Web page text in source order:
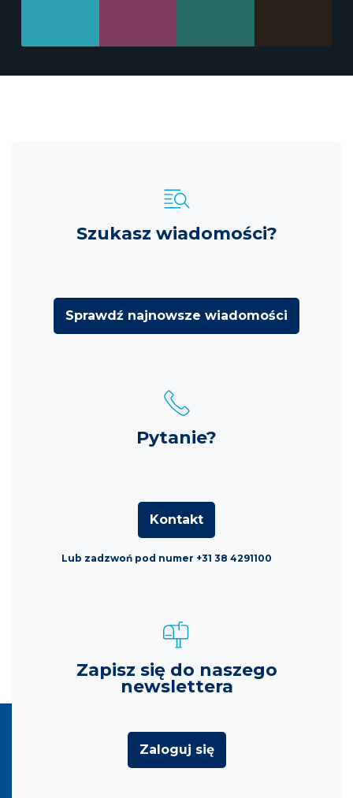
Szukasz wiadomości?
Sprawdź najnowsze wiadomości
Pytanie?
Kontakt
Lub zadzwoń pod numer +31 38 4291100
Zapisz się do naszego
newslettera
Zaloguj się